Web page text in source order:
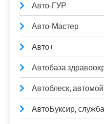
Авто-ГУР
Авто-Мастер
Авто+
Автобаза
Автоблеск,
АвтоБуксир,